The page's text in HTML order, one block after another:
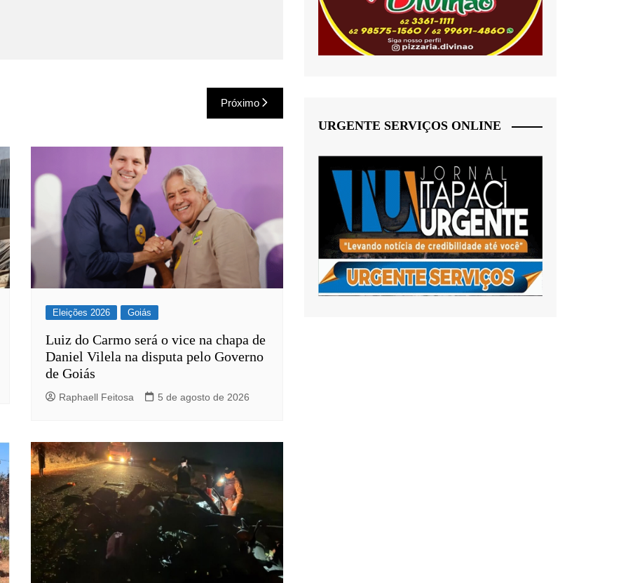
Próximo
Eleições 2026 Goiás
Luiz do Carmo será o vice na chapa de
Daniel Vilela na disputa pelo Governo
de Goiás
Raphaell Feitosa 5 de agosto de 2026
URGENTE SERVIÇOS ONLINE